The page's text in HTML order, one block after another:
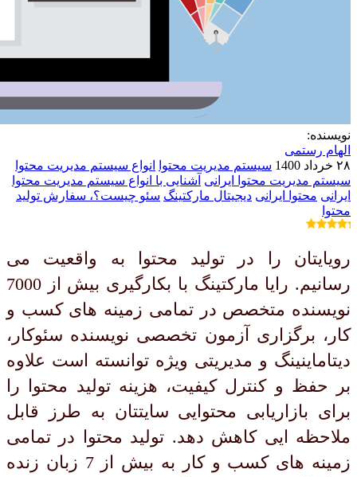
نویسنده:
الهام رستمی
۲۸ خرداد 1400
سیستم مدیریت محتوا
انواع سیستم مدیریت محتوا
سیستم مدیریت محتوا ایرانی آشنایی با انواع سیستم مدیریت محتوا
ایرانی محتوا ایرانی دیجیتال مارکتینگ سئو چیست؟، سفارش تولید
محتوا
رویایتان را در تولید محتوا به واقعیت می
رسانیم. رایا مارکتینگ با بکارگیری بیش از 7000
نویسنده متخصص در تمامی زمینه های کسب و
کار، برگزاری آزمون تخصصی نویسنده سئوکار،
دیتاماینینگ و مدیریتی ویژه توانسته است علاوه
بر حفظ و کنترل کیفیت، هزینه تولید محتوا را
برای بازاریابی محتوایی سایتتان به طرز قابل
ملاحظه ایی کاهش دهد. تولید محتوا در تمامی
زمینه های کسب و کار به بیش از 7 زبان زنده